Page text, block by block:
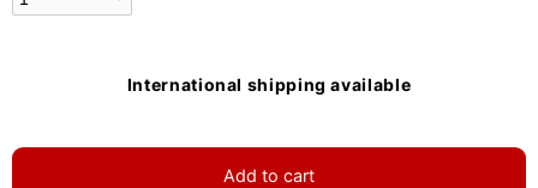
International shipping available
Add to cart